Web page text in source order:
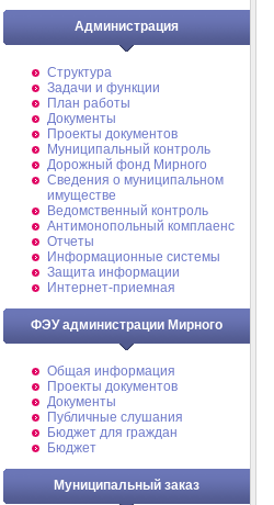
Администрация
Структура
Задачи и функции
План работы
Документы
Проекты документов
Муниципальный контроль
Дорожный фонд Мирного
Cведения о муниципальном
имуществе
Ведомственный контроль
Антимонопольный комплаенс
Отчеты
Информационные системы
Защита информации
Интернет-приемная
ФЭУ администрации Мирного
Общая информация
Проекты документов
Документы
Публичные слушания
Бюджет для граждан
Бюджет
Муниципальный заказ